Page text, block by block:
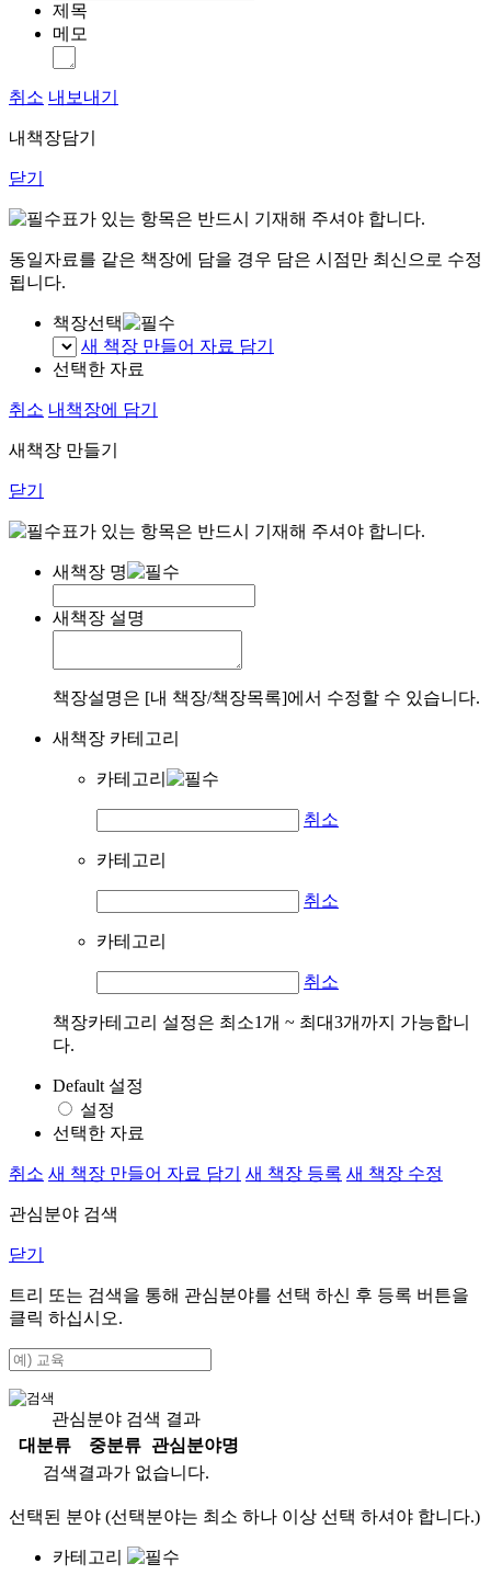
제목
메모
취소 내보내기
내책장담기
닫기
표가 있는 항목은 반드시 기재해 주셔야 합니다.
동일자료를 같은 책장에 담을 경우 담은 시점만 최신으로 수정
됩니다.
책장선택
새 책장 만들어 자료 담기
선택한 자료
취소 내책장에 담기
새책장 만들기
닫기
표가 있는 항목은 반드시 기재해 주셔야 합니다.
새책장 명
새책장 설명
책장설명은 [내 책장/책장목록]에서 수정할 수 있습니다.
새책장 카테고리
카테고리
취소
카테고리
취소
카테고리
취소
책장카테고리 설정은 최소1개 ~ 최대3개까지 가능합니
다.
Default 설정
설정
선택한 자료
취소 새 책장 만들어 자료 담기 새 책장 등록 새 책장 수정
관심분야 검색
닫기
트리 또는 검색을 통해 관심분야를 선택 하신 후 등록 버튼을
클릭 하십시오.
관심분야 검색 결과
대분류
중분류
관심분야명
검색결과가 없습니다.
선택된 분야 (선택분야는 최소 하나 이상 선택 하셔야 합니다.)
카테고리